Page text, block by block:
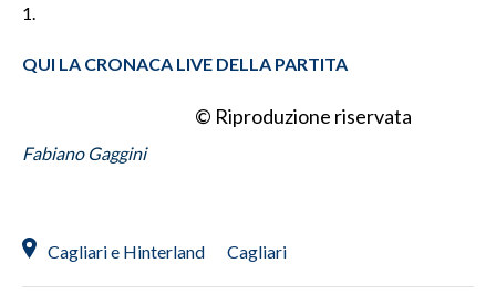
SPIAGGE
1.
QUI LA CRONACA LIVE DELLA PARTITA
© Riproduzione riservata
Fabiano Gaggini
Cagliari e Hinterland Cagliari